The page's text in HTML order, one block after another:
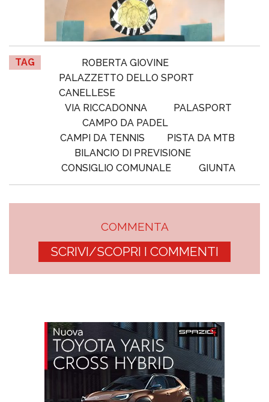
TAG
ROBERTA GIOVINE
PALAZZETTO DELLO SPORT
CANELLESE
VIA RICCADONNA
PALASPORT
CAMPO DA PADEL
CAMPI DA TENNIS
PISTA DA MTB
BILANCIO DI PREVISIONE
CONSIGLIO COMUNALE
GIUNTA
COMMENTA
SCRIVI/SCOPRI I COMMENTI